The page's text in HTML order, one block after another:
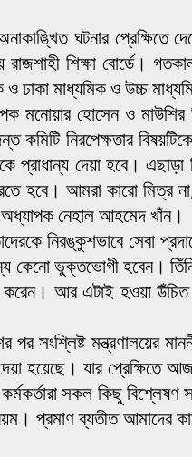
ঘটনার প্রেক্ষিতে
রাজশাহী শিক্ষা বোর্ডে।
মাধ্যমিক ও উচ্চ
মনোয়ার হোসেন ও
নিরপেক্ষতার
প্রাধান্য দেয়া হবে।
হবে। আমরা কারো মিত্র
অধ্যাপক নেহাল আহমেদ খাঁন।
নিরঙ্কুশভাবে সেবা
কেনো ভুক্তভোগী হবেন।
আর এটাই হওয়া
সংশ্লিষ্ট মন্ত্রণালয়ের
হয়েছে। যার
সকল কিছু
নিয়ম। প্রমাণ ব্যতীত